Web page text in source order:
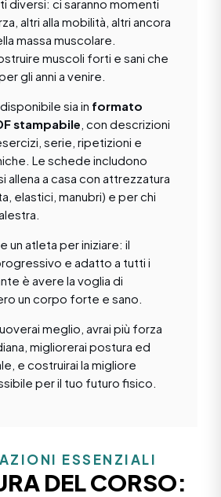
diversi: ci saranno momenti
altri alla mobilità, altri ancora
massa muscolare.
muscoli forti e sani che
gli anni a venire.
sia in formato
stampabile , con descrizioni
serie, ripetizioni e
Le schede includono
allena a casa con attrezzatura
elastici, manubri) e per chi
un atleta per iniziare: il
e adatto a tutti i
è avere la voglia di
un corpo forte e sano.
meglio, avrai più forza
migliorerai postura ed
e costruirai la migliore
per il tuo futuro fisico.
ESSENZIALI
DEL CORSO: